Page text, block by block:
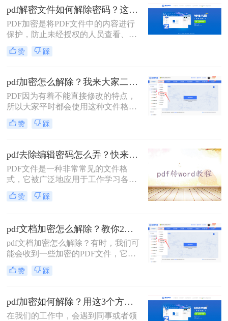
最为普遍的是为PDF文件添加密码。
问题在于我们已获得PDF文件去编辑
使用，但是也要每开启一次都要输入
一次密码，比较繁琐，所以干脆可以
解除密码，今天教给你一个在线解除
起来看看。
pdf解密文件如何解除密码？这两种解密方法很简单
PDF加密是将PDF文件中的内容进行
保护，防止未经授权的人员查看、复
制、编辑或打印文档内容。那有时候
我们也要解除这些加密的文档该怎么
何解除密码方法帮助大家解决这个问
题，快来看看！
赞 踩
pdf加密怎么解除？我来大家二个方法！
PDF因为有着不能直接修改的特点，
所以大家平时都会使用这种文件格式
来存储重要的文件，不过虽然它不能
直接修改，但是别人还是可以随意查
自己的PDF文件应该怎么办呢？其实
很简单，只要对文件进行加密就行
了，那大家知道pdf加密怎么解除吗？
如果不知道就接着看下去吧，我来教
大家二个方法。
赞 踩
pdf去除编辑密码怎么弄？快来试试这两种方法！
PDF文件是一种非常常见的文件格
式，它被广泛地应用于工作学习各个
领域。由于PDF文件中的内容往往十
分重要，因此，为了保护其内容不被
文件但忘记了密码，该怎么办呢？下
面，小编就给大家分享pdf去除编辑密
码怎么弄的方法，一起来学习一下
吧。
赞 踩
pdf文档加密怎么解除？教你2个pdf解密方法！
pdf文档加密怎么解除​？有时，我们可
能会收到一些加密的PDF文件，它们
不允许我们对其进行编辑或打印。这
时，我们需要使用PDF解密工具，以
行编辑。那么接下来就给大家介绍一
下pdf加密解除的方法。
赞 踩
pdf加密如何解除？用这3个方法立即解密！
在我们的工作中，会遇到同事或者领